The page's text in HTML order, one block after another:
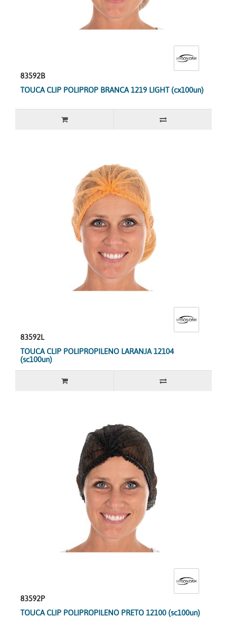
83592B
TOUCA CLIP POLIPROP BRANCA 1219 LIGHT (cx100un)
83592L
TOUCA CLIP POLIPROPILENO LARANJA 12104
(sc100un)
83592P
TOUCA CLIP POLIPROPILENO PRETO 12100 (sc100un)